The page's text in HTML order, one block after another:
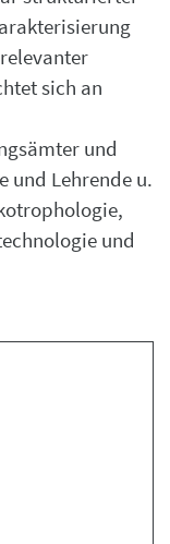
sich an
und
und Lehrende u.
und